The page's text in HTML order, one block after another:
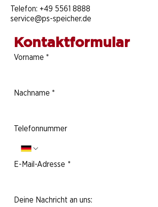
Telefon: +49 5561 8888
service@ps-speicher.de
Kontaktformular
Vorname *
Nachname *
Telefonnummer
E-Mail-Adresse *
Deine Nachricht an uns: